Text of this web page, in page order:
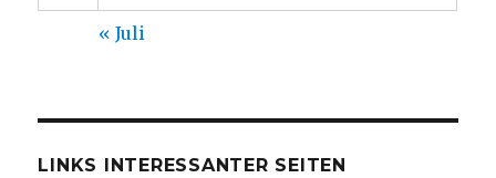
« Juli
LINKS INTERESSANTER SEITEN